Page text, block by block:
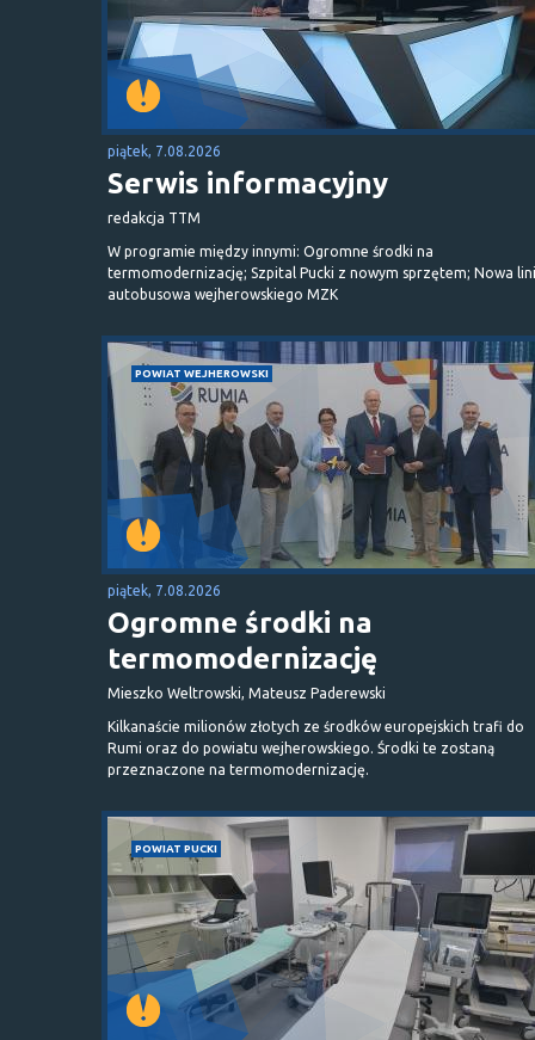
piątek, 7.08.2026
Serwis informacyjny
redakcja TTM
W programie między innymi: Ogromne środki na
termomodernizację; Szpital Pucki z nowym sprzętem; Nowa
autobusowa wejherowskiego MZK
POWIAT WEJHEROWSKI
piątek, 7.08.2026
Ogromne środki na
termomodernizację
Mieszko Weltrowski, Mateusz Paderewski
Kilkanaście milionów złotych ze środków europejskich trafi do
Rumi oraz do powiatu wejherowskiego. Środki te zostaną
przeznaczone na termomodernizację.
POWIAT PUCKI